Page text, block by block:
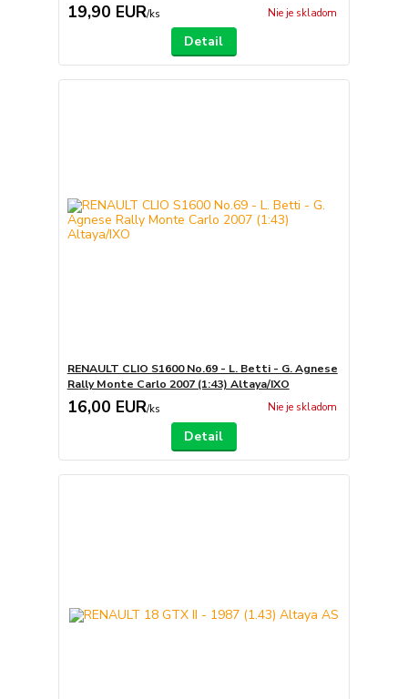
19,90 EUR/ks Nie je skladom
Detail
RENAULT CLIO S1600 No.69 - L. Betti - G. Agnese
Rally Monte Carlo 2007 (1:43) Altaya/IXO
16,00 EUR/ks Nie je skladom
Detail